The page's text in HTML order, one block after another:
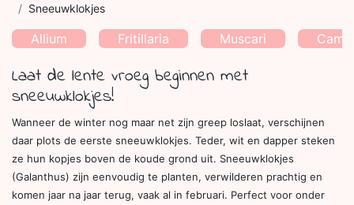
Sneeuwklokjes
Allium Fritillaria Muscari
Laat de lente vroeg beginnen met
sneeuwklokjes!
Wanneer de winter nog maar net zijn greep loslaat, verschijnen
daar plots de eerste sneeuwklokjes. Teder, wit en dapper steken
ze hun kopjes boven de koude grond uit. Sneeuwklokjes
(Galanthus) zijn eenvoudig te planten, verwilderen prachtig en
komen jaar na jaar terug, vaak al in februari. Perfect voor onder